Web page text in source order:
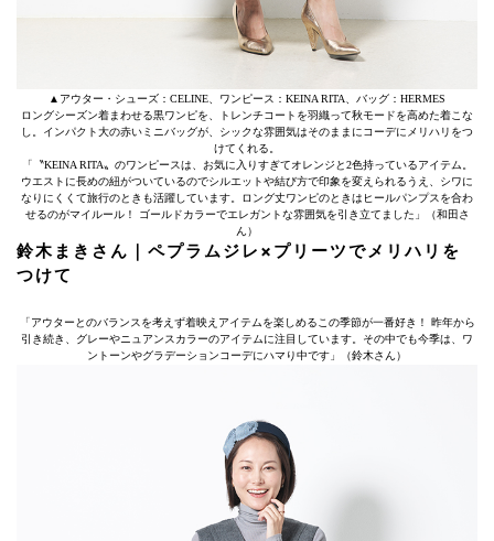
▲アウター・シューズ：CELINE、ワンピース：KEINA RITA、バッグ：HERMES
ロングシーズン着まわせる黒ワンピを、トレンチコートを羽織って秋モードを高めた着こな
し。インパクト大の赤いミニバッグが、シックな雰囲気はそのままにコーデにメリハリをつ
けてくれる。
「〝KEINA RITA〟のワンピースは、お気に入りすぎてオレンジと2色持っているアイテム。
ウエストに長めの紐がついているのでシルエットや結び方で印象を変えられるうえ、シワに
なりにくくて旅行のときも活躍しています。ロング丈ワンピのときはヒールパンプスを合わ
せるのがマイルール！ ゴールドカラーでエレガントな雰囲気を引き立てました」（和田さ
ん）
鈴木まきさん｜ペプラムジレ×プリーツでメリハリを
つけて
「アウターとのバランスを考えず着映えアイテムを楽しめるこの季節が一番好き！ 昨年から
引き続き、グレーやニュアンスカラーのアイテムに注目しています。その中でも今季は、ワ
ントーンやグラデーションコーデにハマり中です」（鈴木さん）